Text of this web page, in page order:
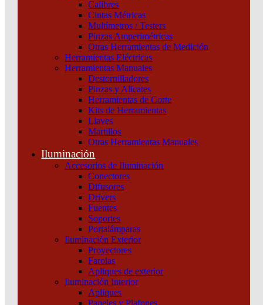
Calibres
Cintas Métricas
Multímetros / Testers
Pinzas Amperimétricas
Otras Herramientas de Medición
Herramientas Eléctricas
Herramientas Manuales
Destornilladores
Pinzas y Alicates
Herramientas de Corte
Kits de Herramientas
Llaves
Martillos
Otras Herramientas Manuales
Iluminación
Accesorios de Iluminación
Conectores
Difusores
Drivers
Fuentes
Soportes
Portalámparas
Iluminación Exterior
Proyectores
Farolas
Apliques de exterior
Iluminación Interior
Apliques
Paneles y Plafones
Interruptor Termomagnético Easy9 1P 25A 4,5KA
Curva C Schneider
Termomagnéticas y diferencialesSKU:EZ9F34125
Productos relacionados